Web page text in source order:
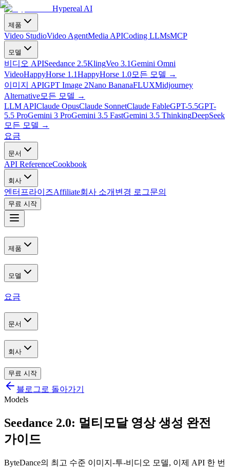
Hypereal AI
제품
Video StudioVideo AgentMedia APICoding LLMsMCP
모델
비디오 APISeedance 2.5KlingVeo 3.1Gemini Omni
VideoHappyHorse 1.1HappyHorse 1.0모든 모델 →
이미지 APIGPT Image 2Nano BananaFLUXMidjourney
Alternative모든 모델 →
LLM APIClaude OpusClaude SonnetClaude FableGPT-5.5GPT-
5.5 ProGemini 3 ProGemini 3.5 FastGemini 3.5 ThinkingDeepSeek
모든 모델 →
요금
문서
API ReferenceCookbook
회사
엔터프라이즈Affiliate회사 소개 변경 로그문의
무료 시작
제품
모델
요금
문서
회사
무료 시작
블로그로 돌아가기
Models
Seedance 2.0: 멀티모달 영상 생성 완전
가이드
ByteDance의 최고 수준 이미지-투-비디오 모델, 이제 API 한 번